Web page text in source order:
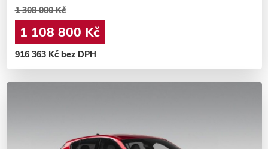
1 308 000 Kč
1 108 800 Kč
916 363 Kč bez DPH